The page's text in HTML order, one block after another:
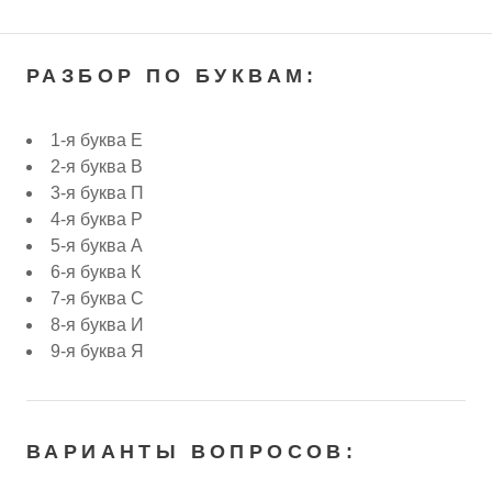
РАЗБОР ПО БУКВАМ:
1-я буква Е
2-я буква В
3-я буква П
4-я буква Р
5-я буква А
6-я буква К
7-я буква С
8-я буква И
9-я буква Я
ВАРИАНТЫ ВОПРОСОВ: